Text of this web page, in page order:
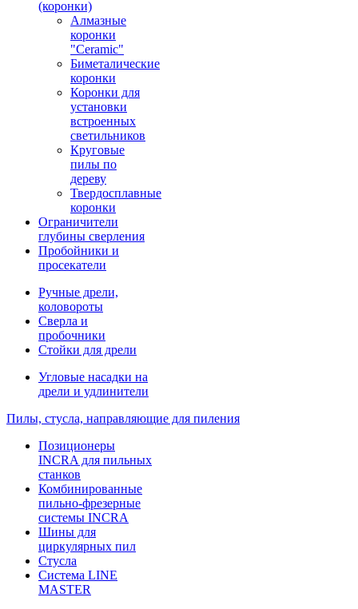
(коронки)
Алмазные
коронки
"Ceramic"
Биметалические
коронки
Коронки для
установки
встроенных
светильников
Круговые
пилы по
дереву
Твердосплавные
коронки
Ограничители
глубины сверления
Пробойники и
просекатели
Ручные дрели,
коловороты
Сверла и
пробочники
Стойки для дрели
Угловые насадки на
дрели и удлинители
Пилы, стусла, направляющие для пиления
Позиционеры
INCRA для пильных
станков
Комбинированные
пильно-фрезерные
системы INCRA
Шины для
циркулярных пил
Стусла
Система LINE
MASTER